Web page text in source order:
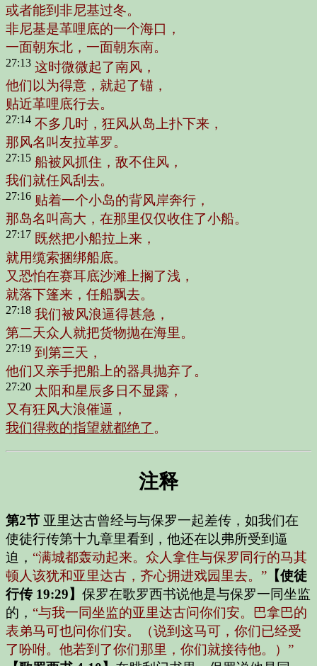
或者能到非尼基过冬。
非尼基是革哩底的一个海口，
一面朝东北，一面朝东南。
27:13 这时微微起了南风，
他们以为得意，就起了锚，
贴近革哩底行去。
27:14 不多几时，狂风从岛上扑下来，
那风名叫友拉革罗。
27:15 船被风抓住，敌不住风，
我们就任风刮去。
27:16 贴着一个小岛的背风岸奔行，
那岛名叫高大，在那里仅仅收住了小船。
27:17 既然把小船拉上来，
就用缆索捆绑船底。
又恐怕在赛耳底沙滩上搁了浅，
就落下篷来，任船飘去。
27:18 我们被风浪逼得甚急，
第二天众人就把货物抛在海里。
27:19 到第三天，
他们又亲手把船上的器具抛弃了。
27:20 太阳和星辰多日不显露，
又有狂风大浪催逼，
我们得救的指望就都绝了 。
注释
第2节 亚里达古曾经与与保罗一起差传，如我们在
使徒行传第十九章里看到，他还在以弗所受到逼
迫， “满城都轰动起来。众人拿住与保罗同行的马其
顿人该犹和亚里达古，齐心拥进戏园里去。” 【使徒
行传 19:29】 保罗在歌罗西书说他是与保罗一同坐监
的， “与我一同坐监的亚里达古问你们安。巴拿巴的
表弟马可也问你们安。（说到这马可，你们已经受
了吩咐。他若到了你们那里，你们就接待他。）”